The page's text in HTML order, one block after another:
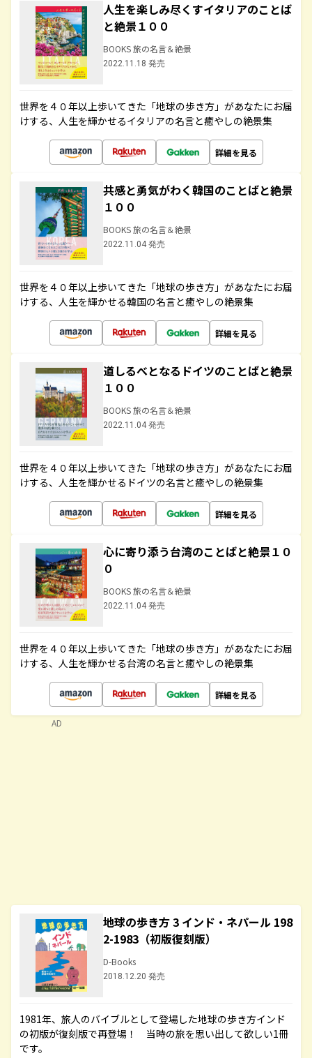
人生を楽しみ尽くすイタリアのことば
と絶景１００
BOOKS 旅の名言＆絶景
2022.11.18 発売
世界を４０年以上歩いてきた「地球の歩き方」があなたにお届
けする、人生を輝かせるイタリアの名言と癒やしの絶景集
詳細を見る
共感と勇気がわく韓国のことばと絶景
１００
BOOKS 旅の名言＆絶景
2022.11.04 発売
世界を４０年以上歩いてきた「地球の歩き方」があなたにお届
けする、人生を輝かせる韓国の名言と癒やしの絶景集
詳細を見る
道しるべとなるドイツのことばと絶景
１００
BOOKS 旅の名言＆絶景
2022.11.04 発売
世界を４０年以上歩いてきた「地球の歩き方」があなたにお届
けする、人生を輝かせるドイツの名言と癒やしの絶景集
詳細を見る
心に寄り添う台湾のことばと絶景１０
０
BOOKS 旅の名言＆絶景
2022.11.04 発売
世界を４０年以上歩いてきた「地球の歩き方」があなたにお届
けする、人生を輝かせる台湾の名言と癒やしの絶景集
詳細を見る
地球の歩き方 3 インド・ネパール 198
2-1983（初版復刻版）
D-Books
2018.12.20 発売
1981年、旅人のバイブルとして登場した地球の歩き方インド
の初版が復刻版で再登場！ 当時の旅を思い出して欲しい1冊
です。
AD